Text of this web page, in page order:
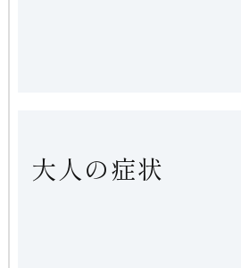
大人の症状